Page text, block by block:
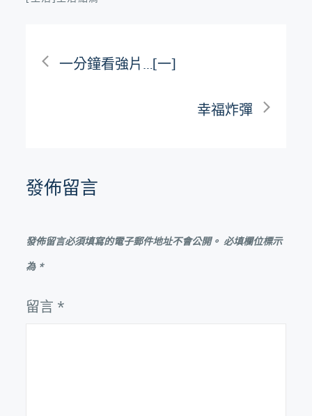
文
覽
一分鐘看強片…[一]
幸福炸彈
發佈留言
發佈留言必須填寫的電子郵件地址不會公開。 必填欄位標示
為 *
留言 *